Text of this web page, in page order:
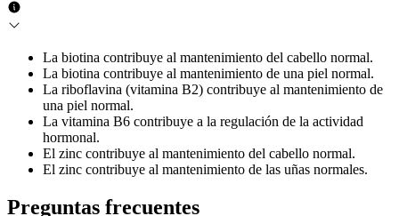
La biotina contribuye al mantenimiento del cabello normal.
La biotina contribuye al mantenimiento de una piel normal.
La riboflavina (vitamina B2) contribuye al mantenimiento de
una piel normal.
La vitamina B6 contribuye a la regulación de la actividad
hormonal.
El zinc contribuye al mantenimiento del cabello normal.
El zinc contribuye al mantenimiento de las uñas normales.
Preguntas frecuentes